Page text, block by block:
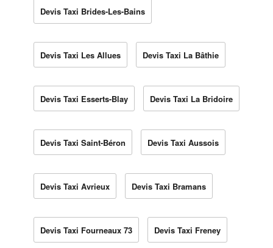
Devis Taxi Brides-Les-Bains
Devis Taxi Les Allues Devis Taxi La Bâthie
Devis Taxi Esserts-Blay Devis Taxi La Bridoire
Devis Taxi Saint-Béron Devis Taxi Aussois
Devis Taxi Avrieux Devis Taxi Bramans
Devis Taxi Fourneaux 73 Devis Taxi Freney